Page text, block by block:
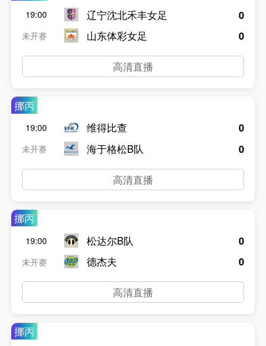
19:00
未开赛
辽宁沈北禾丰女足
山东体彩女足
0
0
高清直播
挪丙
19:00
未开赛
维得比查
海于格松B队
0
0
高清直播
挪丙
19:00
未开赛
松达尔B队
德杰夫
0
0
高清直播
挪丙